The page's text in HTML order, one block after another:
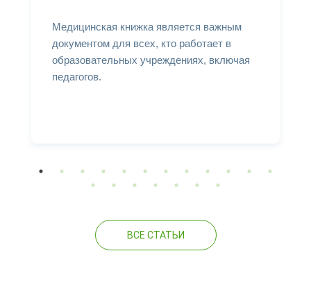
Медицинская книжка является важным
документом для всех, кто работает в
образовательных учреждениях, включая
педагогов.
ВСЕ СТАТЬИ